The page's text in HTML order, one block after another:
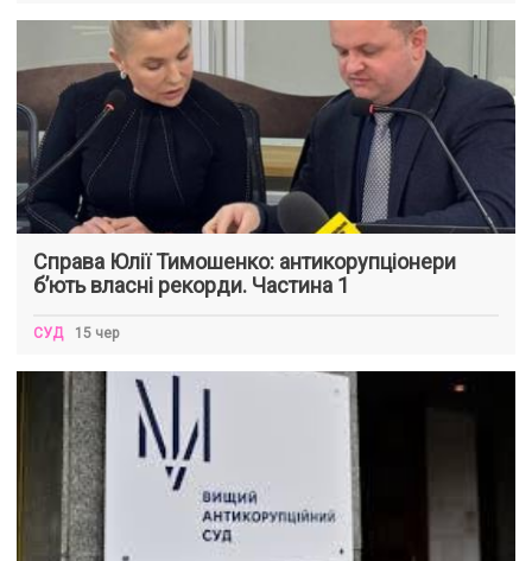
Справа Юлії Тимошенко: антикорупціонери
б’ють власні рекорди. Частина 1
СУД 15 чер